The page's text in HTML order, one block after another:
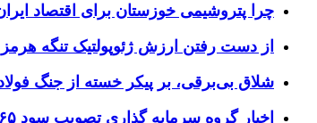
چرا پتروشیمی خوزستان برای اقتصاد ایران
از دست رفتن ارزش ژئوپولتیک تنگه
شلاق‌ بی‌برقی، بر پیکر خسته‌ از جنگ
اخبار گروه سرمایه گذاری تصویب سود ۶۵ تومانی در مجمع «وسپهر»